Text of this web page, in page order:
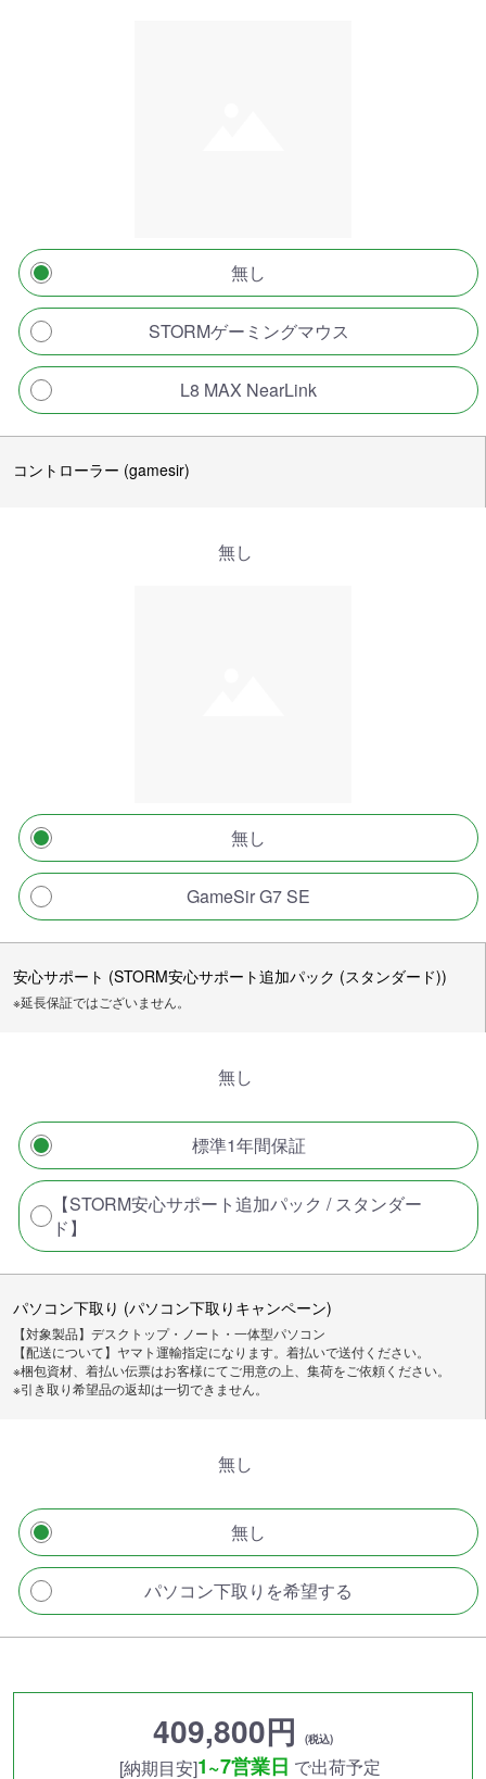
無し
STORMゲーミングマウス
L8 MAX NearLink
コントローラー (gamesir)
無し
無し
GameSir G7 SE
安心サポート (STORM安心サポート追加パック (スタンダード))
※延長保証ではございません。
無し
標準1年間保証
【STORM安心サポート追加パック / スタンダー
ド】
パソコン下取り (パソコン下取りキャンペーン)
【対象製品】デスクトップ・ノート・一体型パソコン
【配送について】ヤマト運輸指定になります。着払いで送付ください。
※梱包資材、着払い伝票はお客様にてご用意の上、集荷をご依頼ください。
※引き取り希望品の返却は一切できません。
無し
無し
パソコン下取りを希望する
409,800円 (税込)
[納期目安]1~7営業日 で出荷予定